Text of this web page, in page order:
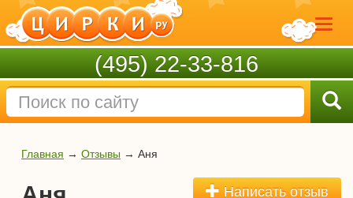
(495) 22-33-816
Главная → Отзывы → Аня
Написать отзыв